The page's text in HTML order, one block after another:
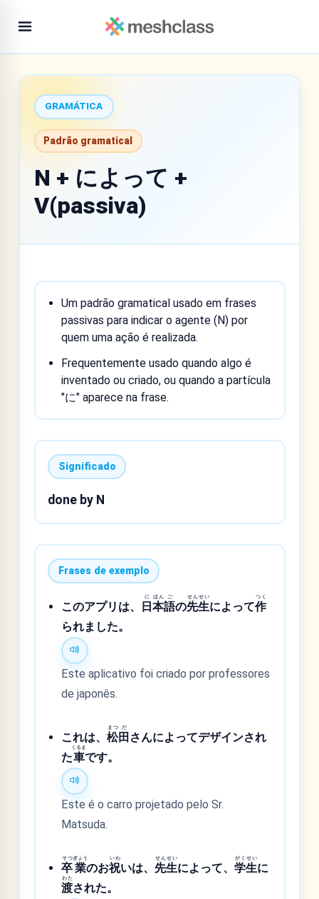
GRAMÁTICA
Padrão gramatical
N + によって +
V(passiva)
Um padrão gramatical usado em frases
passivas para indicar o agente (N) por
quem uma ação é realizada.
Frequentemente usado quando algo é
inventado ou criado, ou quando a partícula
"に" aparece na frase.
Significado
done by N
Frases de exemplo
このアプリは、 日
に
本
ほん
語
ご
の先
せん
生
せい
によって作
つく
られました。
Este aplicativo foi criado por professores
de japonês.
これは、松
まつ
田
だ
さんによってデザインされ
た車
くるま
です。
Este é o carro projetado pelo Sr.
Matsuda.
卒
そつ
業
ぎょう
のお祝
いわ
いは、 先
せん
生
せい
によって、学
がく
生
せい
に
渡
わた
された。